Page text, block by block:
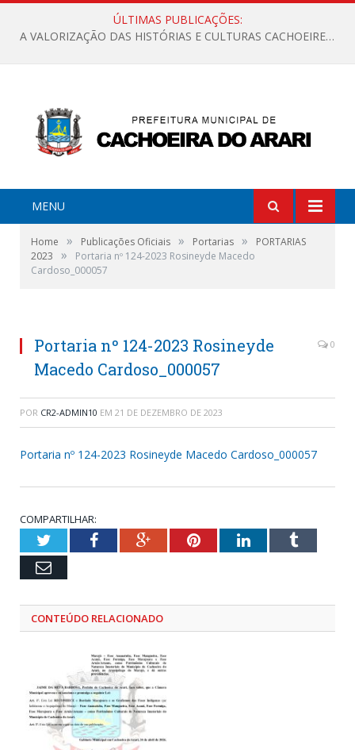
ÚLTIMAS PUBLICAÇÕES:
A VALORIZAÇÃO DAS HISTÓRIAS E CULTURAS CACHOEIRENSES
MENU
Home » Publicações Oficiais » Portarias »
PORTARIAS
2023
»
Portaria nº 124-2023 Rosineyde Macedo
Cardoso_000057
Portaria nº 124-2023 Rosineyde
Macedo Cardoso_000057
0
POR CR2-ADMIN10 EM 21 DE DEZEMBRO DE 2023
Portaria nº 124-2023 Rosineyde Macedo Cardoso_000057
COMPARTILHAR:
TwitterFacebookGoogle+PinterestLinkedInTumblr
Email
CONTEÚDO RELACIONADO